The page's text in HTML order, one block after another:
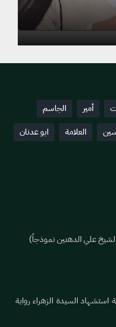
( حميد بن مسلم )
أمير
الجاسم
العلامة
ابو عدنان
علي الدهنين نموذجاً)
السيدة الزهراء رواية